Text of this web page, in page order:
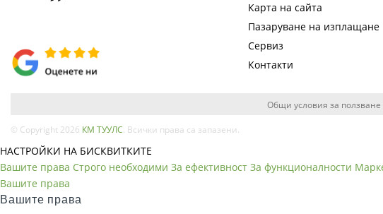
Карта на сайта
Пазаруване на изплащане
Сервиз
Контакти
Общи условия за ползване
© Copyright 2026 КМ ТУУЛС . Всички права са запазени.
НАСТРОЙКИ НА БИСКВИТКИТЕ
Вашите права Строго необходими За ефективност За функционалности
Вашите права
Вашите права